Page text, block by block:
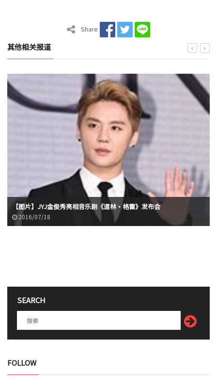
Share
其他相关报道
【图片】JYJ金俊秀亮相音乐剧《道林·格雷》发布会
2016/07/18
SEARCH
FOLLOW